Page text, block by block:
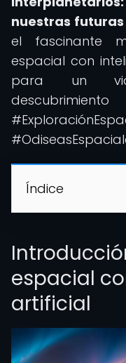
nuestras
el fascinante
espacial con
para un
Índice
espacial
artificial